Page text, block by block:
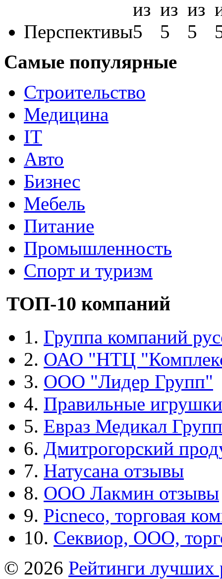
Перспективы
Самые популярные
Строительство
Медицина
IT
Авто
Бизнес
Мебель
Питание
Промышленность
Спорт и туризм
ТОП-10 компаний
1. Группа компаний
2. ОАО "НТЦ
3. ООО "Лидер Групп"
4. Правильные игрушки
5. Евраз Медикал Групп
6. Дмитрогорский
7. Натусана отзывы
8. ООО Лакмин отзывы
9. Picneco, торговая
10. Секвиор, ООО,
© 2026 Рейтинги лучших